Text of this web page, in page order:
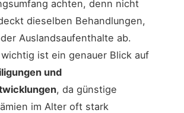
achten, denn nicht
dieselben Behandlungen,
Auslandsaufenthalte ab.
ist ein genauer Blick auf
und
, da günstige
im Alter oft stark